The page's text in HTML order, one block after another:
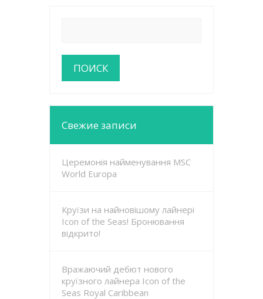
Свежие записи
Церемонія найменування MSC
World Europa
Круїзи на найновішому лайнері
Icon of the Seas! Бронювання
відкрито!
Вражаючий дебют нового
круїзного лайнера Icon of the
Seas Royal Caribbean